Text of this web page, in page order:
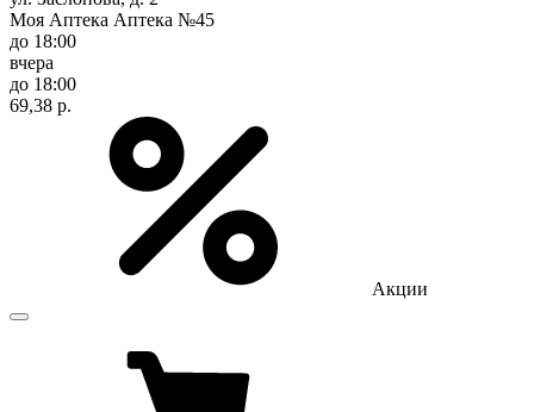
Моя Аптека Аптека №45
до 18:00
вчера
до 18:00
69,38 р.
Акции